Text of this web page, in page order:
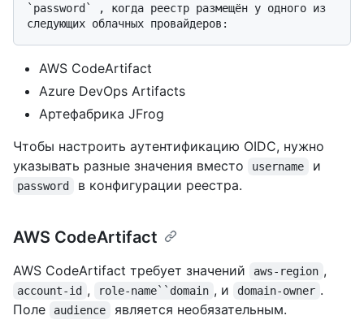
`password` , когда реестр размещён у одного из
AWS CodeArtifact
Azure DevOps Artifacts
Артефабрика JFrog
Чтобы настроить аутентификацию OIDC, нужно
указывать разные значения вместо
username и
password в конфигурации реестра.
AWS CodeArtifact
AWS CodeArtifact требует значений aws-region ,
account-id , role-name``domain , и domain-owner .
Поле
audience является необязательным.